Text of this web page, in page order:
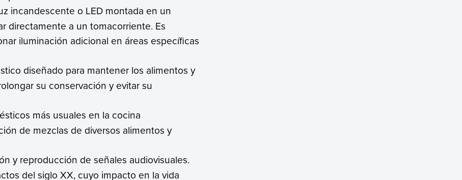
incandescente o LED montada en un
directamente a un tomacorriente. Es
iluminación adicional en áreas específicas
diseñado para mantener los alimentos y
su conservación y evitar su
más usuales en la cocina
de mezclas de diversos alimentos y
y reproducción de señales audiovisuales.
del siglo XX, cuyo impacto en la vida